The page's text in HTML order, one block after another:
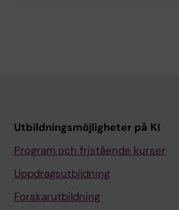
Utbildningsmöjligheter på KI
Program och fristående kurser
Uppdragsutbildning
Forskarutbildning